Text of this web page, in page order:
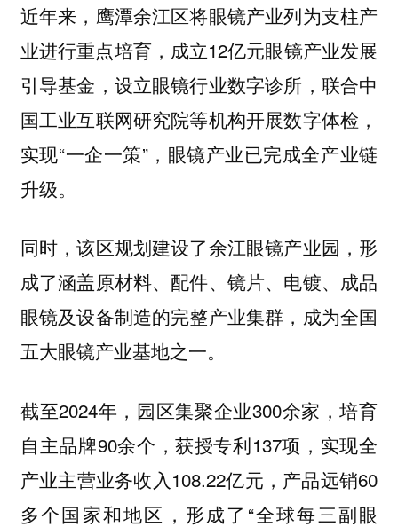
近年来，鹰潭余江区将眼镜产业列为支柱产
业进行重点培育，成立12亿元眼镜产业发展
引导基金，设立眼镜行业数字诊所，联合中
国工业互联网研究院等机构开展数字体检，
实现“一企一策”，眼镜产业已完成全产业链
升级。
同时，该区规划建设了余江眼镜产业园，形
成了涵盖原材料、配件、镜片、电镀、成品
眼镜及设备制造的完整产业集群，成为全国
五大眼镜产业基地之一。
截至2024年，园区集聚企业300余家，培育
自主品牌90余个，获授专利137项，实现全
产业主营业务收入108.22亿元，产品远销60
多个国家和地区，形成了“全球每三副眼